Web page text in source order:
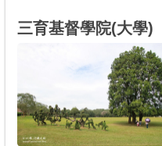
三育基督學院(大學)